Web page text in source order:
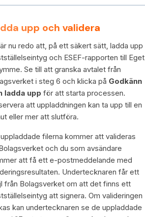
upp och validera
nu redo att, på ett säkert sätt, ladda upp
och ESEF-rapporten till Eget
Se till att granska avtalet från
i steg 6 och klicka på Godkänn
ladda upp för att starta processen.
att uppladdningen kan ta upp till en
eller mer att slutföra.
filerna kommer att valideras
och du som avsändare
att få ett e-postmeddelande med
Undertecknaren får ett
från Bolagsverket om att det finns ett
att signera. Om valideringen
kan undertecknaren se de uppladdade